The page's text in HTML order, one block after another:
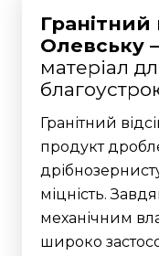
Гранітний
Олевську –
матеріал
Гранітний
продукт
міцність.
механічним
широко